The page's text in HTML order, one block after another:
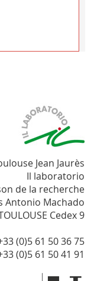
Jean Jaurès
Il laboratorio
de la recherche
Antonio Machado
Cedex 9
(0)5 61 50 36 75
(0)5 61 50 41 91